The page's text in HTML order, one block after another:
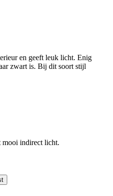
en geeft leuk licht. Enig
zwart is. Bij dit soort stijl
mooi indirect licht.